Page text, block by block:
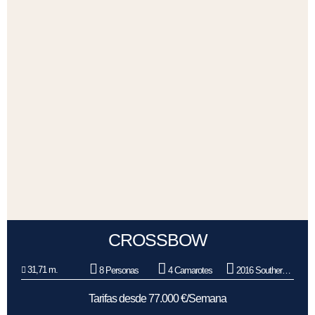
CROSSBOW
31,71 m. 8 Personas 4 Camarotes 2016 Southern Wind Shipyard
Tarifas desde 77.000 €/Semana